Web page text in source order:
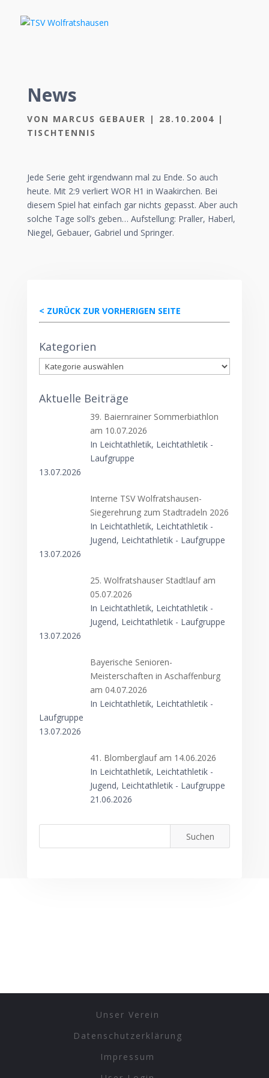
News
VON MARCUS GEBAUER | 28.10.2004 |
TISCHTENNIS
Jede Serie geht irgendwann mal zu Ende. So auch
heute. Mit 2:9 verliert WOR H1 in Waakirchen. Bei
diesem Spiel hat einfach gar nichts gepasst. Aber auch
solche Tage soll’s geben… Aufstellung: Praller, Haberl,
Niegel, Gebauer, Gabriel und Springer.
< ZURÜCK ZUR VORHERIGEN SEITE
Kategorien
Kategorien
Aktuelle Beiträge
39. Baiernrainer Sommerbiathlon
am 10.07.2026
In Leichtathletik, Leichtathletik -
Laufgruppe
13.07.2026
Interne TSV Wolfratshausen-
Siegerehrung zum Stadtradeln 2026
In Leichtathletik, Leichtathletik -
Jugend, Leichtathletik - Laufgruppe
13.07.2026
25. Wolfratshauser Stadtlauf am
05.07.2026
In Leichtathletik, Leichtathletik -
Jugend, Leichtathletik - Laufgruppe
13.07.2026
Bayerische Senioren-
Meisterschaften in Aschaffenburg
am 04.07.2026
In Leichtathletik, Leichtathletik -
Laufgruppe
13.07.2026
41. Blomberglauf am 14.06.2026
In Leichtathletik, Leichtathletik -
Jugend, Leichtathletik - Laufgruppe
21.06.2026
Unser Verein
Datenschutzerklärung
Impressum